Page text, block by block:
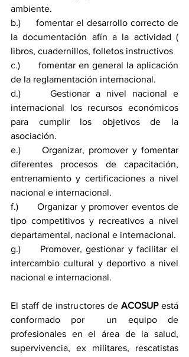
ambiente.
b.)     fomentar el desarrollo correcto de
la documentación afín a la actividad (
libros, cuadernillos, folletos instructivos
c.)      fomentar en general la aplicación
de la reglamentación internacional.
d.)     Gestionar a nivel nacional e
internacional los recursos económicos
para cumplir los objetivos de la
asociación.
e.)     Organizar, promover y fomentar
diferentes procesos de capacitación,
entrenamiento y certificaciones a nivel
nacional e internacional.
f.)      Organizar y promover eventos de
tipo competitivos y recreativos a nivel
departamental, nacional e internacional.
g.)     Promover, gestionar y facilitar el
intercambio cultural y deportivo a nivel
nacional e internacional.
El staff de instructores de ACOSUP está
conformado por  un equipo de
profesionales en el área de la salud,
supervivencia, ex militares, rescatistas